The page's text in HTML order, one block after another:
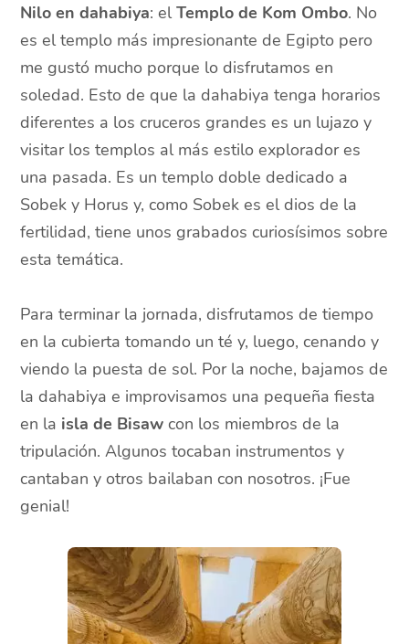
Nilo en dahabiya: elTemplo de Kom Ombo. No
es el templo más impresionante de Egipto pero
me gustó mucho porque lo disfrutamos en
soledad. Esto de que la dahabiya tenga horarios
diferentes a los cruceros grandes es un lujazo y
visitar los templos al más estilo explorador es
una pasada. Es un templo doble dedicado a
Sobek y Horus y, como Sobek es el dios de la
fertilidad, tiene unos grabados curiosísimos sobre
esta temática.
Para terminar la jornada, disfrutamos de tiempo
en la cubierta tomando un té y, luego, cenando y
viendo la puesta de sol. Por la noche, bajamos de
la dahabiya e improvisamos una pequeña fiesta
en la isla de Bisaw con los miembros de la
tripulación. Algunos tocaban instrumentos y
cantaban y otros bailaban con nosotros. ¡Fue
genial!